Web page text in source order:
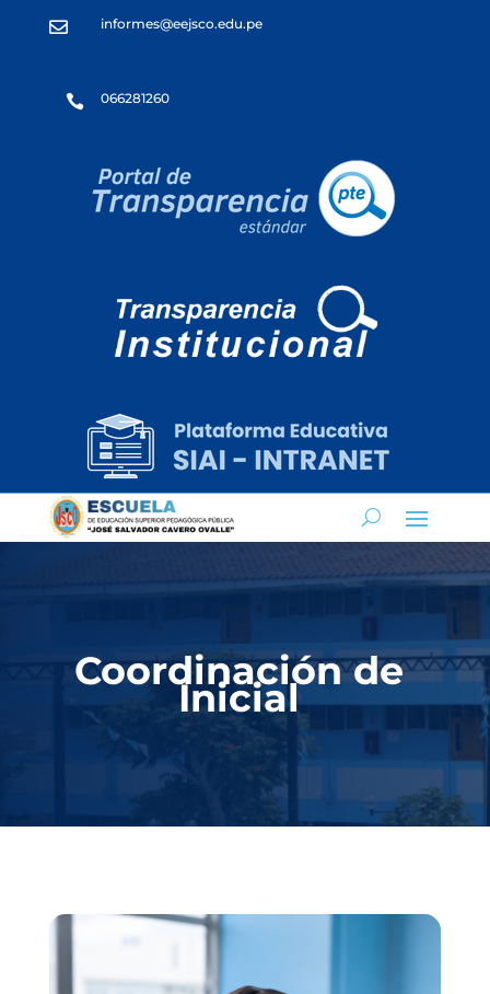
 informes@eejsco.edu.pe
 066281260
Coordinación de
Inicial